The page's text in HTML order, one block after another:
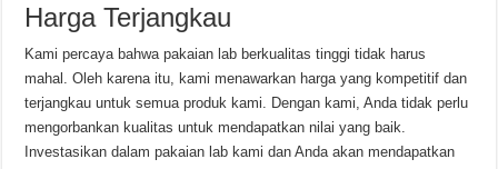
Harga Terjangkau
Kami percaya bahwa pakaian lab berkualitas tinggi tidak harus
mahal. Oleh karena itu, kami menawarkan harga yang kompetitif dan
terjangkau untuk semua produk kami. Dengan kami, Anda tidak perlu
mengorbankan kualitas untuk mendapatkan nilai yang baik.
Investasikan dalam pakaian lab kami dan Anda akan mendapatkan